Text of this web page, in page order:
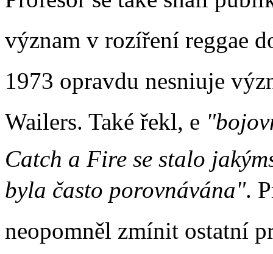
význam v rozíření reggae
1973 opravdu nesniuje
Wailers. Také řekl, e
Catch a Fire se stalo
byla často porovnávána".
neopomněl zmínit ostatní